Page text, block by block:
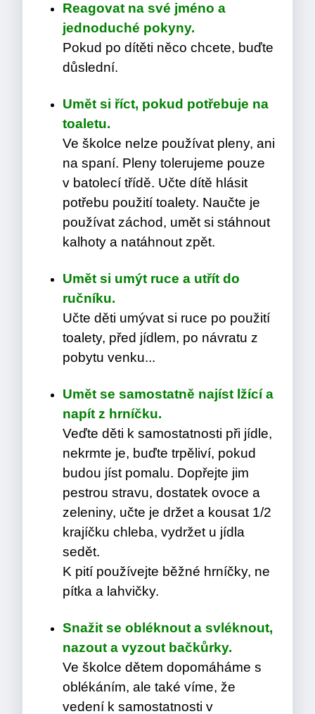
Reagovat na své jméno a
jednoduché pokyny.
Pokud po dítěti něco chcete, buďte
důslední.
Umět si říct, pokud potřebuje na
toaletu.
Ve školce nelze používat pleny, ani
na spaní. Pleny tolerujeme pouze
v batolecí třídě. Učte dítě hlásit
potřebu použití toalety. Naučte je
používat záchod, umět si stáhnout
kalhoty a natáhnout zpět.
Umět si umýt ruce a utřít do
ručníku.
Učte děti umývat si ruce po použití
toalety, před jídlem, po návratu z
pobytu venku...
Umět se samostatně najíst lžící a
napít z hrníčku.
Veďte děti k samostatnosti při jídle,
nekrmte je, buďte trpěliví, pokud
budou jíst pomalu. Dopřejte jim
pestrou stravu, dostatek ovoce a
zeleniny, učte je držet a kousat 1/2
krajíčku chleba, vydržet u jídla
sedět.
K pití používejte běžné hrníčky, ne
pítka a lahvičky.
Snažit se obléknout a svléknout,
nazout a vyzout bačkůrky.
Ve školce dětem dopomáháme s
oblékáním, ale také víme, že
vedení k samostatnosti v